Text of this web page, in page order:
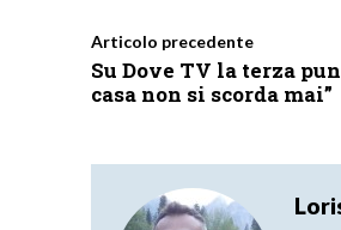
Articolo precedente
Su Dove TV la terza
casa non si scorda mai”